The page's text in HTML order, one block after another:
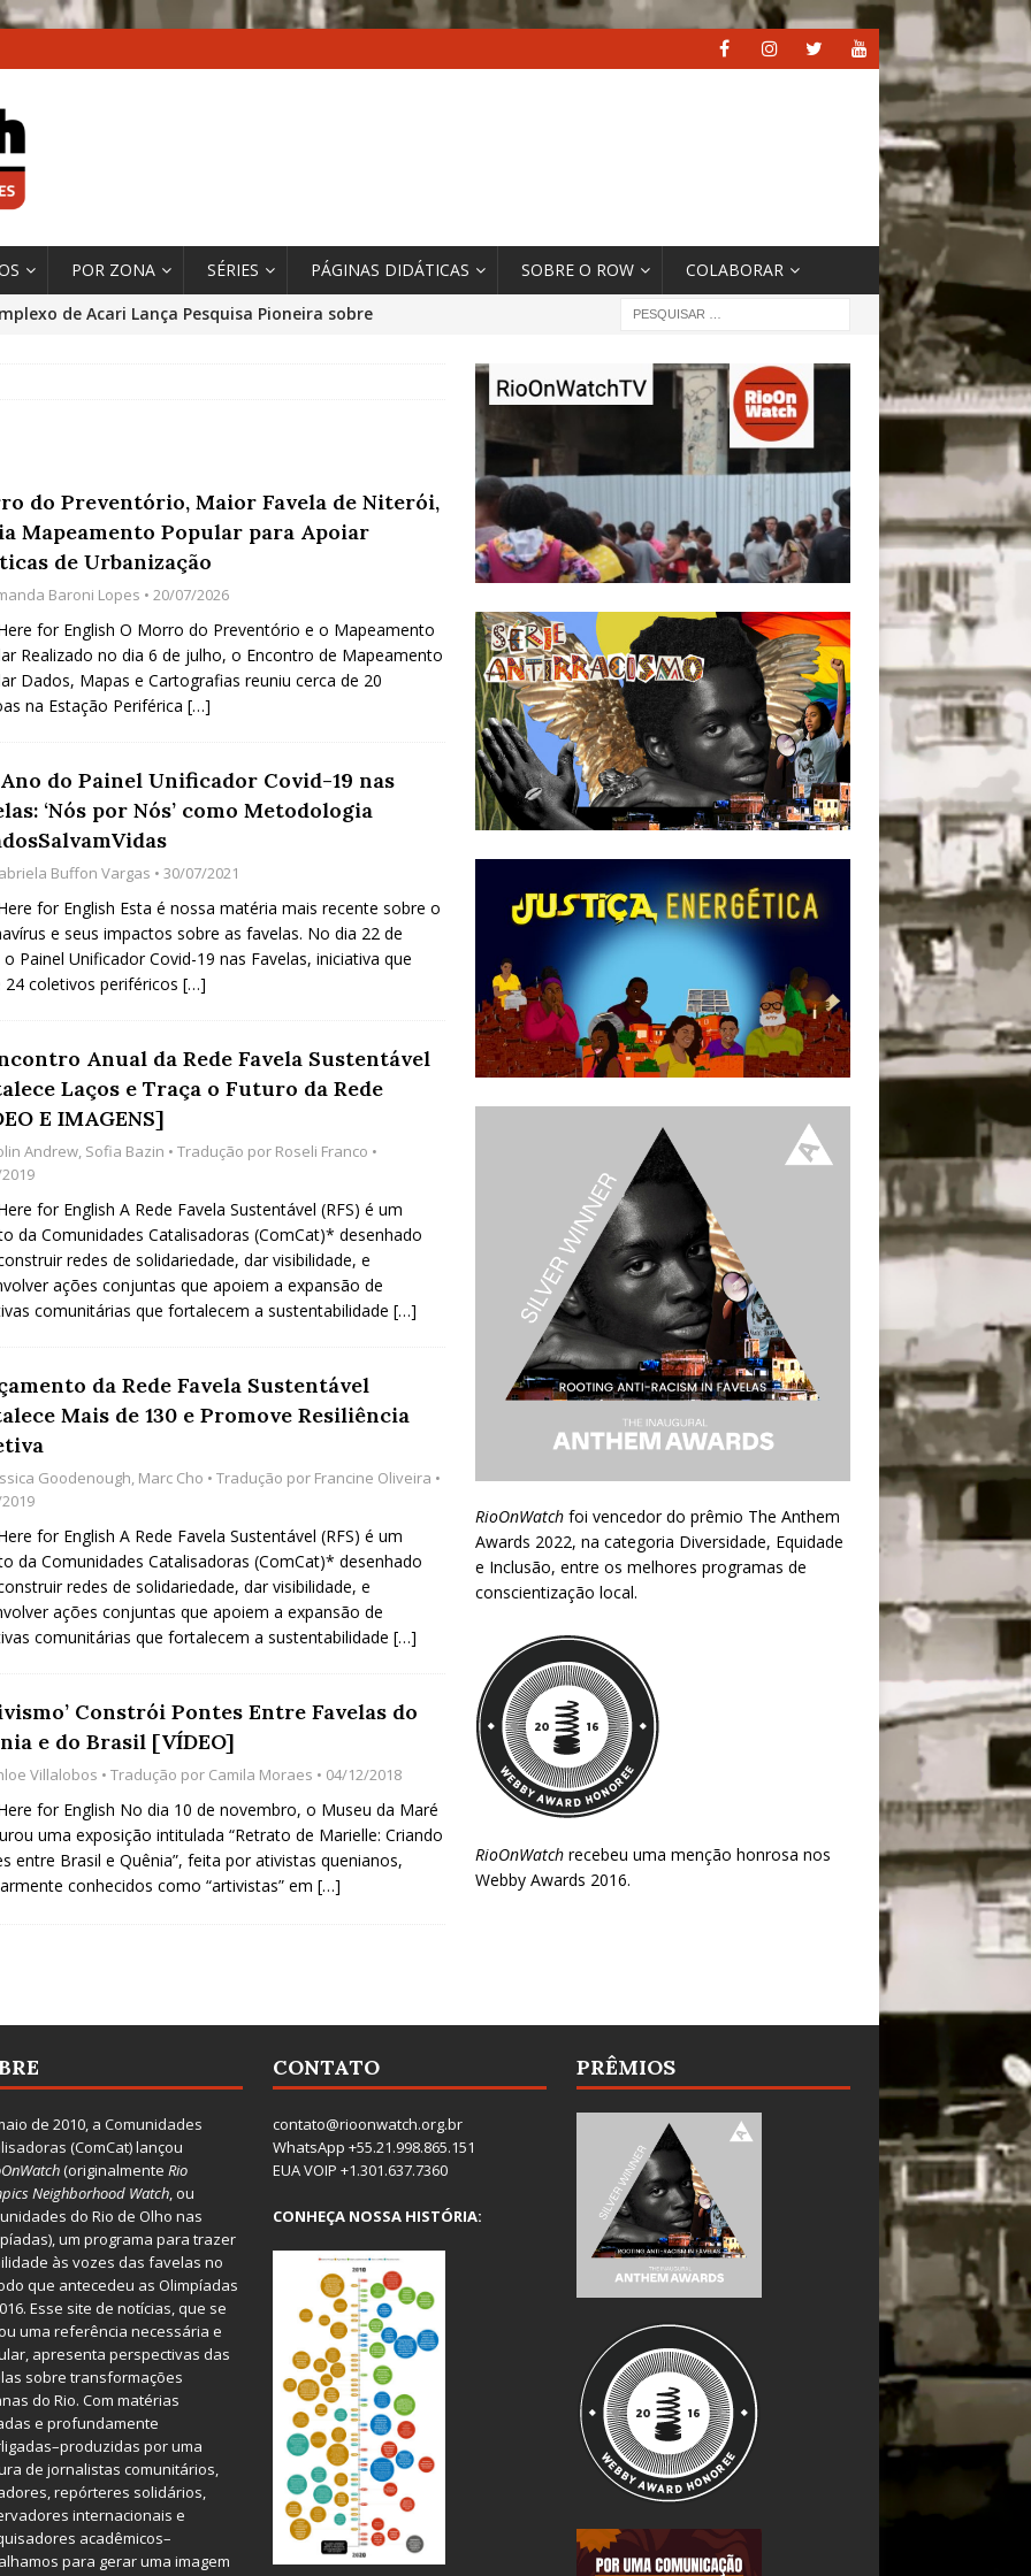
POR ZONA SÉRIES PÁGINAS DIDÁTICAS SOBRE O ROW COLABORAR
de Acari Lança Pesquisa Pioneira sobre
Cidades
*DESTAQUE
Começou com uma Praça em Ramos [OPINIÃO]
Agroecológico com os Povos das Águas Reúne
e Inauguração da Feira da Praia do Remanso
COBERTURA DE EVENTOS
Nova Via Mobilidade 10 Anos Após Rio2016
do Preventório, Maior Favela de Niterói,
Mapeamento Popular para Apoiar
de Urbanização
Baroni Lopes • 20/07/2026
for English O Morro do Preventório e o Mapeamento
Realizado no dia 6 de julho, o Encontro de Mapeamento
Dados, Mapas e Cartografias reuniu cerca de 20
na Estação Periférica […]
do Painel Unificador Covid-19 nas
‘Nós por Nós’ como Metodologia
Buffon Vargas • 30/07/2021
for English Esta é nossa matéria mais recente sobre o
e seus impactos sobre as favelas. No dia 22 de
Painel Unificador Covid-19 nas Favelas, iniciativa que
24 coletivos periféricos […]
Anual da Rede Favela Sustentável
Laços e Traça o Futuro da Rede
E IMAGENS]
Andrew, Sofia Bazin • Tradução por Roseli Franco •
for English A Rede Favela Sustentável (RFS) é um
da Comunidades Catalisadoras (ComCat)* desenhado
redes de solidariedade, dar visibilidade, e
ações conjuntas que apoiem a expansão de
comunitárias que fortalecem a sustentabilidade […]
da Rede Favela Sustentável
Mais de 130 e Promove Resiliência
Goodenough, Marc Cho • Tradução por Francine Oliveira •
for English A Rede Favela Sustentável (RFS) é um
da Comunidades Catalisadoras (ComCat)* desenhado
redes de solidariedade, dar visibilidade, e
ações conjuntas que apoiem a expansão de
comunitárias que fortalecem a sustentabilidade […]
Constrói Pontes Entre Favelas do
e do Brasil [VÍDEO]
Villalobos • Tradução por Camila Moraes • 04/12/2018
for English No dia 10 de novembro, o Museu da Maré
uma exposição intitulada “Retrato de Marielle: Criando
entre Brasil e Quênia”, feita por ativistas quenianos,
conhecidos como “artivistas” em […]
RioOnWatchfoi vencedor do prêmio The Anthem
Awards 2022, na categoria Diversidade, Equidade
e Inclusão, entre os melhores programas de
conscientização local.
RioOnWatchrecebeu uma menção honrosa nos
Webby Awards 2016.
de 2010, a Comunidades
(ComCat) lançou
(originalmente Rio
Neighborhood Watch, ou
do Rio de Olho nas
um programa para trazer
às vozes das favelas no
que antecedeu as Olimpíadas
Esse site de notícias, que se
uma referência necessária e
apresenta perspectivas das
sobre transformações
do Rio. Com matérias
e profundamente
por uma
de jornalistas comunitários,
repórteres solidários,
internacionais e
acadêmicos–
para gerar uma imagem
CONTATO
contato@rioonwatch.org.br
WhatsApp +55.21.998.865.151
EUA VOIP +1.301.637.7360
CONHEÇA NOSSA HISTÓRIA:
PRÊMIOS